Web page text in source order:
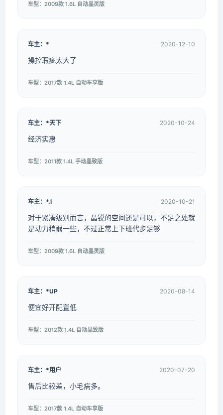
车型：2009款 1.6L 自动晶灵版
车主：* 2020-12-10
操控瑕疵太大了
车型：2017款 1.4L 自动车享版
车主：*天下 2020-10-24
经济实惠
车型：2011款 1.4L 手动晶致版
车主：*.l 2020-10-21
对于紧凑级别而言，晶锐的空间还是可以，不足之处就
是动力稍弱一些，不过正常上下班代步足够
车型：2009款 1.6L 自动晶灵版
车主：*UP 2020-08-14
便宜好开配置低
车型：2012款 1.4L 自动晶致版
车主：*用户 2020-07-20
售后比较差，小毛病多。
车型：2017款 1.4L 自动车享版